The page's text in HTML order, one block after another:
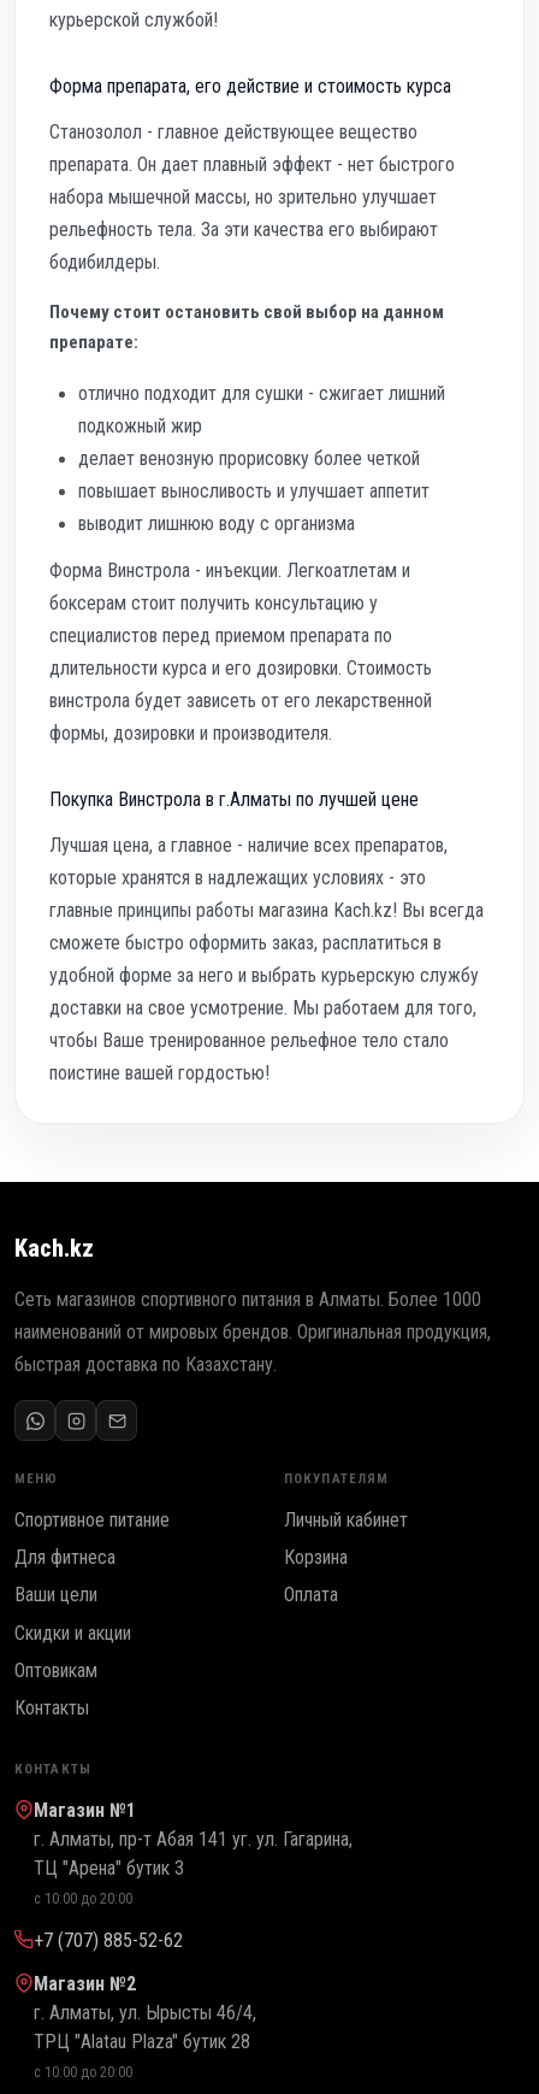
курьерской службой!
Форма препарата, его действие и стоимость курса
Станозолол - главное действующее вещество
препарата. Он дает плавный эффект - нет быстрого
набора мышечной массы, но зрительно улучшает
рельефность тела. За эти качества его выбирают
бодибилдеры.
Почему стоит остановить свой выбор на данном
препарате:
отлично подходит для сушки - сжигает лишний
подкожный жир
делает венозную прорисовку более четкой
повышает выносливость и улучшает аппетит
выводит лишнюю воду с организма
Форма Винстрола - инъекции. Легкоатлетам и
боксерам стоит получить консультацию у
специалистов перед приемом препарата по
длительности курса и его дозировки. Стоимость
винстрола будет зависеть от его лекарственной
формы, дозировки и производителя.
Покупка Винстрола в г.Алматы по лучшей цене
Лучшая цена, а главное - наличие всех препаратов,
которые хранятся в надлежащих условиях - это
главные принципы работы магазина Kach.kz! Вы всегда
сможете быстро оформить заказ, расплатиться в
удобной форме за него и выбрать курьерскую службу
доставки на свое усмотрение. Мы работаем для того,
чтобы Ваше тренированное рельефное тело стало
поистине вашей гордостью!
Kach.kz
Сеть магазинов спортивного питания в Алматы. Более 1000
наименований от мировых брендов. Оригинальная продукция,
быстрая доставка по Казахстану.
МЕНЮ
Спортивное питание
Для фитнеса
Ваши цели
Скидки и акции
Оптовикам
Контакты
ПОКУПАТЕЛЯМ
Личный кабинет
Корзина
Оплата
КОНТАКТЫ
Магазин №1
г. Алматы, пр-т Абая 141 уг. ул. Гагарина,
ТЦ "Арена" бутик 3
с 10:00 до 20:00
+7 (707) 885-52-62
Магазин №2
г. Алматы, ул. Ырысты 46/4,
ТРЦ "Alatau Plaza" бутик 28
с 10:00 до 20:00